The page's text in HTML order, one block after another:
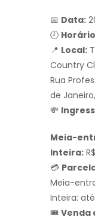
📅 Data:
🕗
📍 Local:
Country
Rua
de
💸
Meia-
Inteira:
💳
Meia-
Inteira: até
🎟️ Venda